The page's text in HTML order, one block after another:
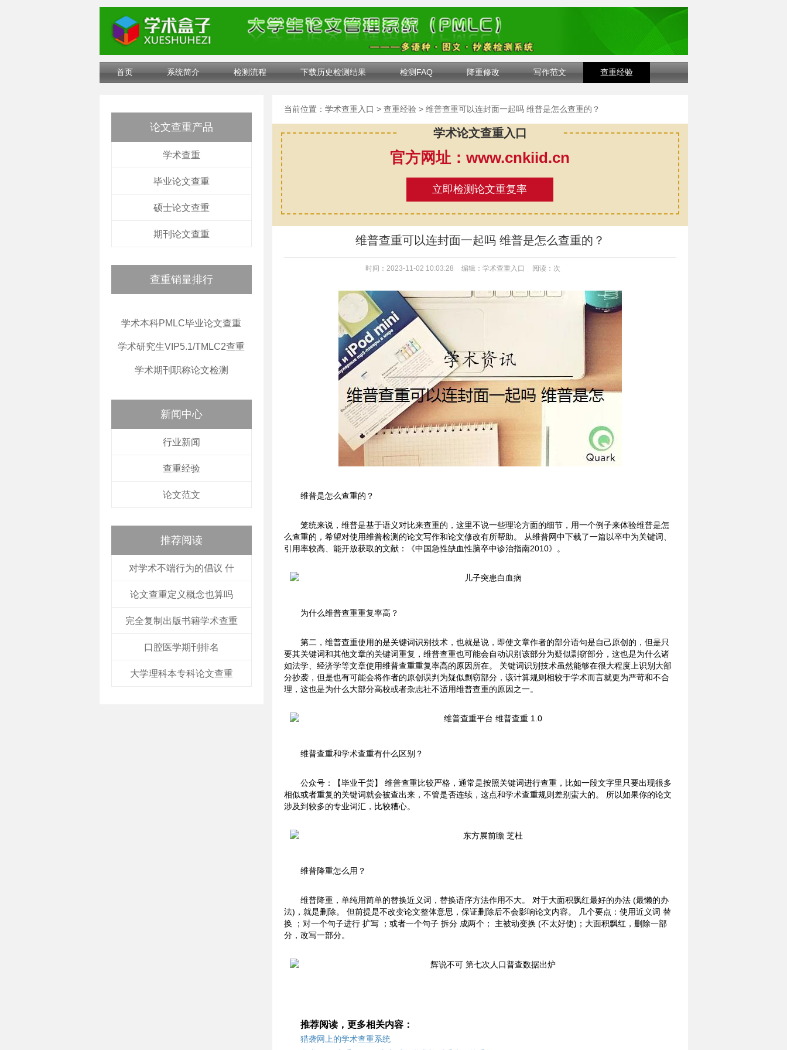
首页 系统简介 检测流程 下载历史检测结果 检测FAQ 降重修改 写作范文 查重经验
论文查重产品
学术查重
毕业论文查重
硕士论文查重
期刊论文查重
查重销量排行
学术本科PMLC毕业论文查重
学术研究生VIP5.1/TMLC2查重
学术期刊职称论文检测
新闻中心
行业新闻
查重经验
论文范文
推荐阅读
对学术不端行为的倡议 什
论文查重定义概念也算吗
完全复制出版书籍学术查重
口腔医学期刊排名
大学理科本专科论文查重
当前位置： 学术查重入口 > 查重经验> 维普查重可以连封面一起吗 维普是怎么查重的？
学术论文查重入口
官方网址：www.cnkiid.cn
立即检测论文重复率
维普查重可以连封面一起吗 维普是怎么查重的？
时间：2023-11-02 10:03:28 编辑：学术查重入口 阅读： 次
维普是怎么查重的？
笼统来说，维普是基于语义对比来查重的，这里不说一些理论方面的细节，用一个例子来体验维普是怎
么查重的，希望对使用维普检测的论文写作和论文修改有所帮助。 从维普网中下载了一篇以卒中为关键词、
引用率较高、能开放获取的文献：《中国急性缺血性脑卒中诊治指南2010》。
为什么维普查重重复率高？
第二，维普查重使用的是关键词识别技术，也就是说，即使文章作者的部分语句是自己原创的，但是只
要其关键词和其他文章的关键词重复，维普查重也可能会自动识别该部分为疑似剽窃部分，这也是为什么诸
如法学、经济学等文章使用维普查重重复率高的原因所在。 关键词识别技术虽然能够在很大程度上识别大部
分抄袭，但是也有可能会将作者的原创误判为疑似剽窃部分，该计算规则相较于学术而言就更为严苛和不合
理，这也是为什么大部分高校或者杂志社不适用维普查重的原因之一。
维普查重和学术查重有什么区别？
公众号：【毕业干货】 维普查重比较严格，通常是按照关键词进行查重，比如一段文字里只要出现很多
相似或者重复的关键词就会被查出来，不管是否连续，这点和学术查重规则差别蛮大的。 所以如果你的论文
涉及到较多的专业词汇，比较糟心。
维普降重怎么用？
维普降重，单纯用简单的替换近义词，替换语序方法作用不大。 对于大面积飘红最好的办法 (最懒的办
法)，就是删除。 但前提是不改变论文整体意思，保证删除后不会影响论文内容。 几个要点：使用近义词 替
换 ；对一个句子进行 扩写 ；或者一个句子 拆分 成两个； 主被动变换 (不太好使)；大面积飘红，删除一部
分，改写一部分。
推荐阅读，更多相关内容：
猎袭网上的学术查重系统